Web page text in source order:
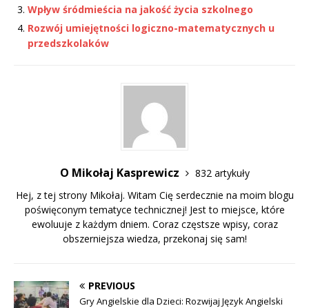
Wpływ śródmieścia na jakość życia szkolnego
Rozwój umiejętności logiczno-matematycznych u
przedszkolaków
O Mikołaj Kasprewicz
832 artykuły
Hej, z tej strony Mikołaj. Witam Cię serdecznie na moim blogu
poświęconym tematyce technicznej! Jest to miejsce, które
ewoluuje z każdym dniem. Coraz częstsze wpisy, coraz
obszerniejsza wiedza, przekonaj się sam!
PREVIOUS
Gry Angielskie dla Dzieci: Rozwijaj Język Angielski